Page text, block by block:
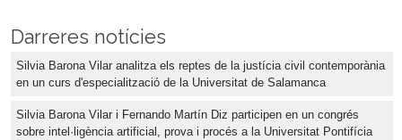
Darreres notícies
Silvia Barona Vilar analitza els reptes de la justícia civil contemporània
en un curs d'especialització de la Universitat de Salamanca
Silvia Barona Vilar i Fernando Martín Diz participen en un congrés
sobre intel·ligència artificial, prova i procés a la Universitat Pontifícia